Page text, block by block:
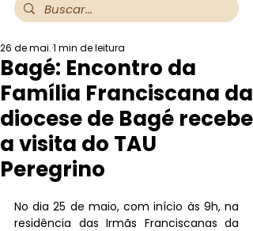
Bagé: Encontro da
Família Franciscana da
diocese de Bagé recebe
a visita do TAU
Peregrino
26 de mai.1 min de leitura
No dia 25 de maio, com início às 9h, na
residência das Irmãs Franciscanas da